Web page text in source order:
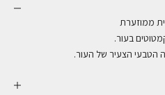
ממוזערת
בעור.
הצעיר של העור.